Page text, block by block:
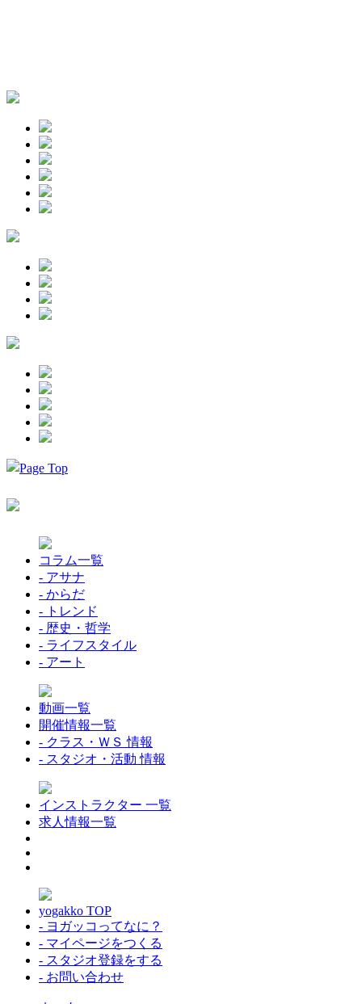
コラム一覧
- アサナ
- からだ
- トレンド
- 歴史・哲学
- ライフスタイル
- アート
動画一覧
開催情報一覧
- クラス・ＷＳ 情報
- スタジオ・活動 情報
インストラクター 一覧
求人情報一覧
yogakko TOP
- ヨガッコってなに？
- マイページをつくる
- スタジオ登録をする
- お問い合わせ